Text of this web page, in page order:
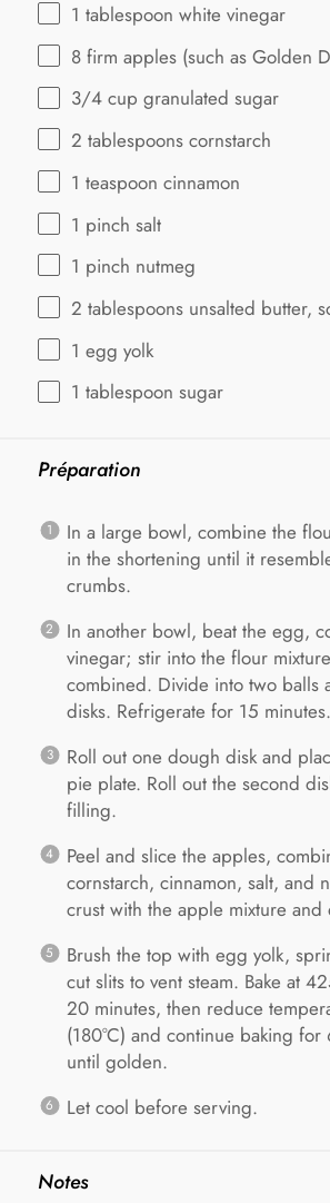
1 tablespoon white vinegar
8 firm apples (such as Golden
3/4 cup granulated sugar
2 tablespoons cornstarch
1 teaspoon cinnamon
1 pinch salt
1 pinch nutmeg
2 tablespoons unsalted butter,
1 egg yolk
1 tablespoon sugar
Préparation
In a large bowl, combine the
in the shortening until it
crumbs.
In another bowl, beat the egg,
vinegar; stir into the flour
combined. Divide into two balls
disks. Refrigerate for 15 minutes.
Roll out one dough disk and
pie plate. Roll out the second
filling.
Peel and slice the apples,
cornstarch, cinnamon, salt, and
crust with the apple mixture and
Brush the top with egg yolk,
cut slits to vent steam. Bake at
20 minutes, then reduce
(180°C) and continue baking
until golden.
Let cool before serving.
Notes